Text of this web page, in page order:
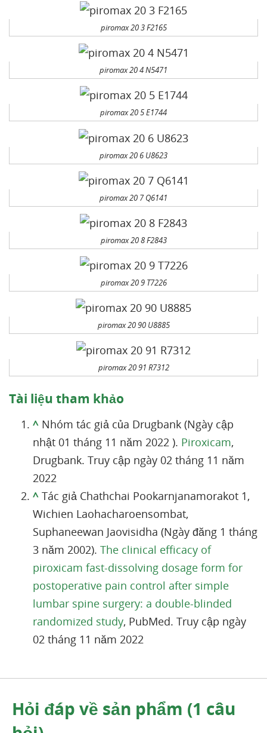
piromax 20 3 F2165
piromax 20 4 N5471
piromax 20 5 E1744
piromax 20 6 U8623
piromax 20 7 Q6141
piromax 20 8 F2843
piromax 20 9 T7226
piromax 20 90 U8885
piromax 20 91 R7312
Tài liệu tham khảo
^ Nhóm tác giả của Drugbank (Ngày cập
nhật 01 tháng 11 năm 2022 ). Piroxicam,
Drugbank. Truy cập ngày 02 tháng 11 năm
2022
^ Tác giả Chathchai Pookarnjanamorakot 1,
Wichien Laohacharoensombat,
Suphaneewan Jaovisidha (Ngày đăng 1 tháng
3 năm 2002). The clinical efficacy of
piroxicam fast-dissolving dosage form for
postoperative pain control after simple
lumbar spine surgery: a double-blinded
randomized study, PubMed. Truy cập ngày
02 tháng 11 năm 2022
Hỏi đáp về sản phẩm (1 câu